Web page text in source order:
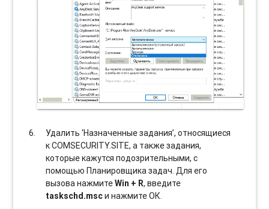
Удалить ‘Назначенные задания’, относящиеся
к COMSECURITY.SITE, а также задания,
которые кажутся подозрительными, с
помощью Планировщика задач. Для его
вызова нажмитеWin + R, введите
taskschd.mscи нажмите ОК.